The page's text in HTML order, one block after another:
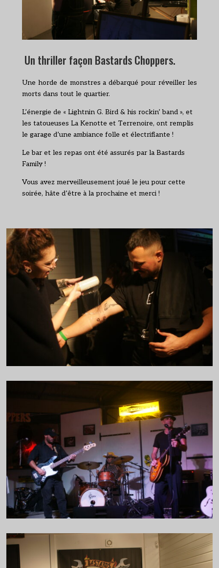
Un thriller façon Bastards Choppers.
Une horde de monstres a débarqué pour réveiller les
morts dans tout le quartier.
L’énergie de « Lightnin G. Bird & his rockin’ band », et
les tatoueuses La Kenotte et Terrenoire, ont remplis
le garage d’une ambiance folle et électrifiante !
Le bar et les repas ont été assurés par la Bastards
Family !
Vous avez merveilleusement joué le jeu pour cette
soirée, hâte d’être à la prochaine et merci !